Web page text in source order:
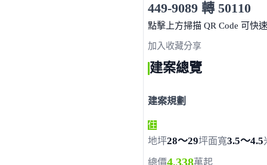
449-9089 轉 50110
服務時間 10:00～19:00
點擊上方掃描 QR Code 可快
加入收藏分享
建案總覽
建案規劃
住
地坪28～29坪面寬3.5～4.5
總價4,338萬起